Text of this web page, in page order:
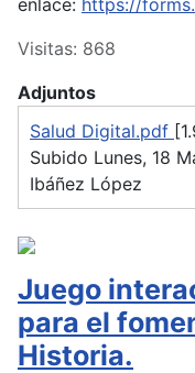
Visitas: 868
Adjuntos
Salud Digital.pdf
Subido Lunes, 18
Ibáñez López
Juego
para el
Historia.